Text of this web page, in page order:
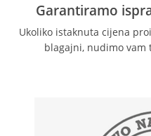
Garantiramo
Ukoliko istaknuta cijena
blagajni, nudimo vam